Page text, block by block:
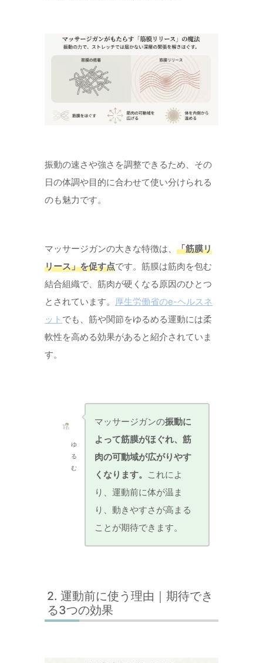
振動の速さや強さを調整できるため、その
日の体調や目的に合わせて使い分けられる
のも魅力です。
マッサージガンの大きな特徴は、 「筋膜リ
リース」を促す点です。筋膜は筋肉を包む
結合組織で、筋肉が硬くなる原因のひとつ
とされています。 厚生労働省のe-ヘルスネ
ット でも、筋や関節をゆるめる運動には柔
軟性を高める効果があると紹介されていま
す。
ゆ
る
む
マッサージガンの振動に
よって筋膜がほぐれ、筋
肉の可動域が広がりやす
くなります。 これによ
り、運動前に体が温ま
り、動きやすさが高まる
ことが期待できます。
運動前に使う理由｜期待でき
る3つの効果